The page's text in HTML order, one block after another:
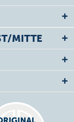
MITTE